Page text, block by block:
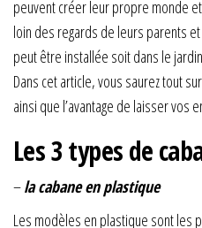
peuvent créer leur propre monde
loin des regards de leurs parents
peut être installée soit dans le
Dans cet article, vous saurez tout
ainsi que l’avantage de laisser vos
Les 3 types de
–la cabane en plastique
Les modèles en plastique sont les